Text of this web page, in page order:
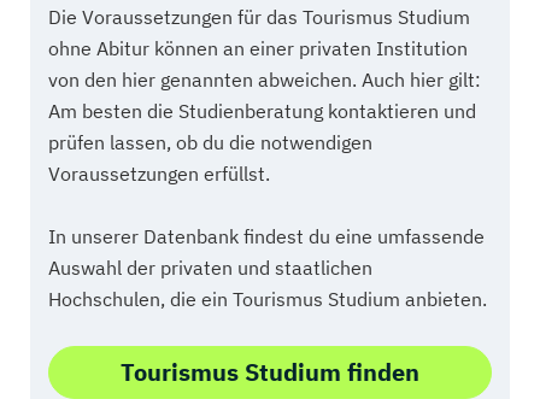
Die Voraussetzungen für das Tourismus Studium
ohne Abitur können an einer privaten Institution
von den hier genannten abweichen. Auch hier gilt:
Am besten die Studienberatung kontaktieren und
prüfen lassen, ob du die notwendigen
Voraussetzungen erfüllst.
In unserer Datenbank findest du eine umfassende
Auswahl der privaten und staatlichen
Hochschulen, die ein Tourismus Studium anbieten.
Tourismus Studium finden